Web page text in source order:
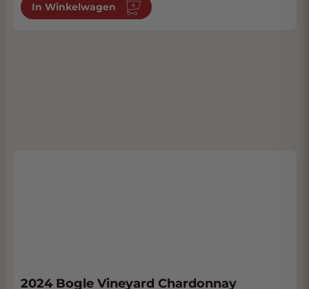
In Winkelwagen
2024 Bogle Vineyard Chardonnay